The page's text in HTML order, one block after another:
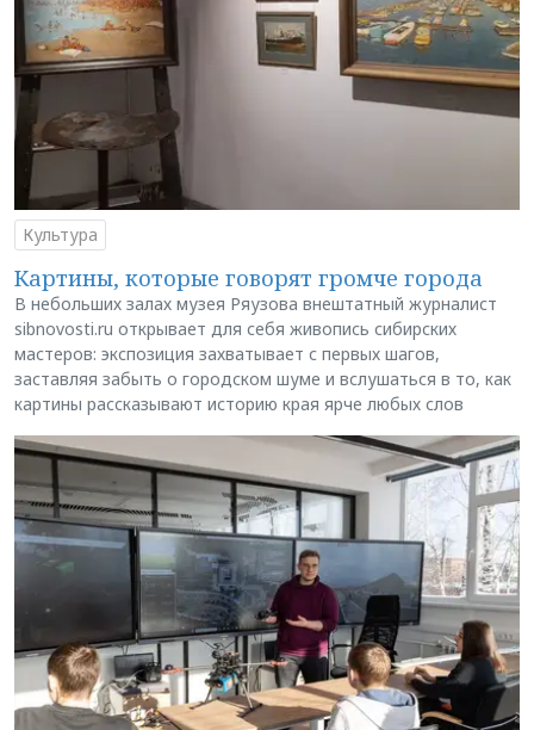
Культура
Картины, которые говорят громче города
В небольших залах музея Ряузова внештатный журналист
sibnovosti.ru открывает для себя живопись сибирских
мастеров: экспозиция захватывает с первых шагов,
заставляя забыть о городском шуме и вслушаться в то, как
картины рассказывают историю края ярче любых слов